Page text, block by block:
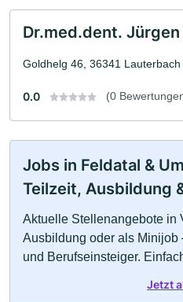
Dr.med.dent.
Goldhelg 46, 36341 Lauterbach
0.0 (0
Jobs in Feldatal &
Teilzeit, Ausbildung
Aktuelle Stellenangebote in
Ausbildung oder als Minijob
und Berufseinsteiger.
Jetzt